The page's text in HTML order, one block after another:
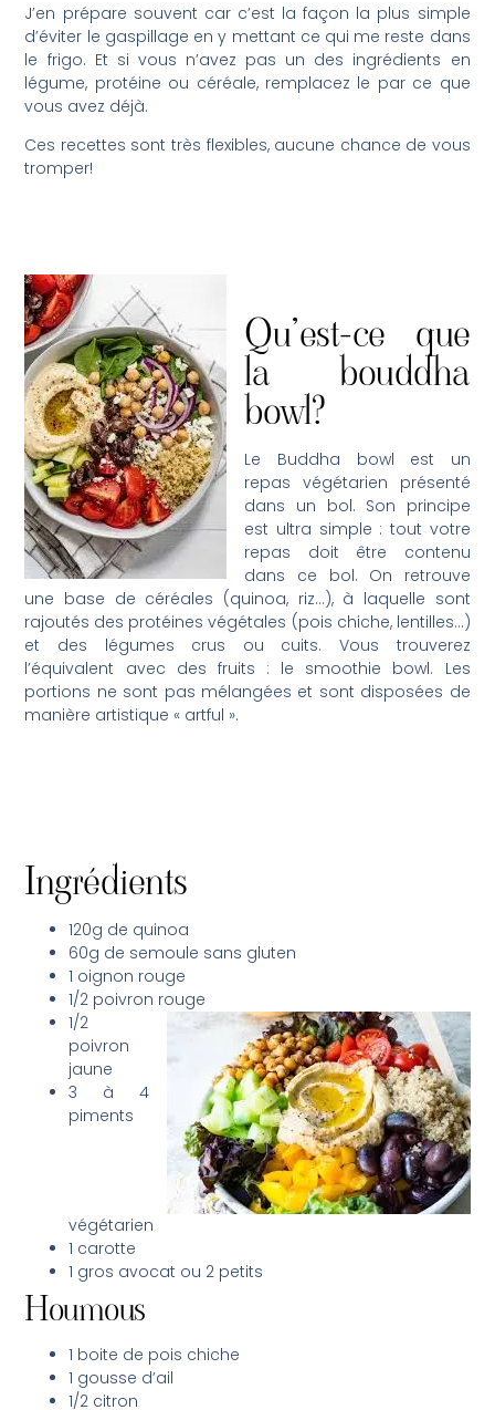
J’en prépare souvent car c’est la façon la plus simple
d’éviter le gaspillage en y mettant ce qui me reste dans
le frigo. Et si vous n’avez pas un des ingrédients en
légume, protéine ou céréale, remplacez le par ce que
vous avez déjà.
Ces recettes sont très flexibles, aucune chance de vous
tromper!
Qu’est-ce que
la bouddha
bowl?
Le Buddha bowl est un
repas végétarien présenté
dans un bol. Son principe
est ultra simple : tout votre
repas doit être contenu
dans ce bol. On retrouve
une base de céréales (quinoa, riz…), à laquelle sont
rajoutés des protéines végétales (pois chiche, lentilles…)
et des légumes crus ou cuits. Vous trouverez
l’équivalent avec des fruits : le smoothie bowl. Les
portions ne sont pas mélangées et sont disposées de
manière artistique « artful ».
Ingrédients
120g de quinoa
60g de semoule sans gluten
1 oignon rouge
1/2 poivron rouge
1/2
poivron
jaune
3 à 4
piments
végétarien
1 carotte
1 gros avocat ou 2 petits
Houmous
1 boite de pois chiche
1 gousse d’ail
1/2 citron